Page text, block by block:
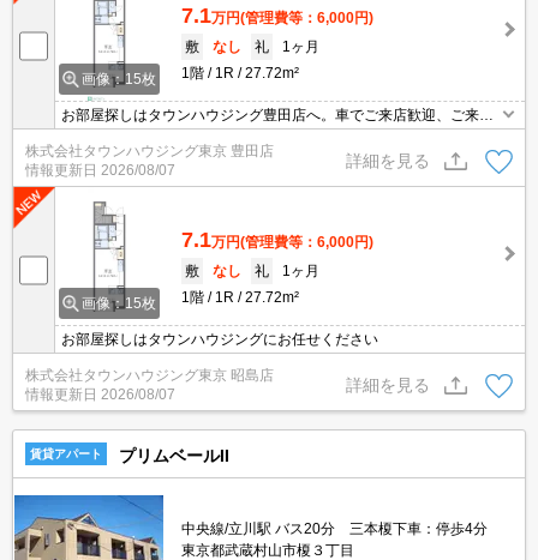
画像：15枚
7.1万円(管理費等：6,000円)
敷
なし 礼
1ヶ月
1階
1R 27.72m²
お部屋探しはタウンハウジング豊田店へ。車でご来店歓迎、ご来店
用お客様駐車場あり！
株式会社タウンハウジング東京 豊田店
情報更新日 2026/08/07
詳細を見る
画像：15枚
7.1万円(管理費等：6,000円)
敷
なし 礼
1ヶ月
1階
1R 27.72m²
お部屋探しはタウンハウジングにお任せください
株式会社タウンハウジング東京 昭島店
情報更新日 2026/08/07
詳細を見る
賃貸アパート プリムベールII
中央線/立川駅 バス20分 三本榎下車：停歩4分
東京都武蔵村山市榎３丁目